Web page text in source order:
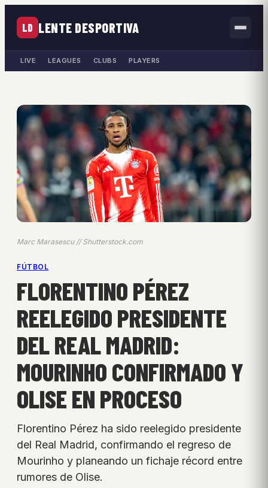
LD LENTE DESPORTIVA
LIVE LEAGUES CLUBS PLAYERS
Marc Marasescu // Shutterstock.com
FÚTBOL
FLORENTINO PÉREZ
REELEGIDO PRESIDENTE
DEL REAL MADRID:
MOURINHO CONFIRMADO Y
OLISE EN PROCESO
Florentino Pérez ha sido reelegido presidente
del Real Madrid, confirmando el regreso de
Mourinho y planeando un fichaje récord entre
rumores de Olise.